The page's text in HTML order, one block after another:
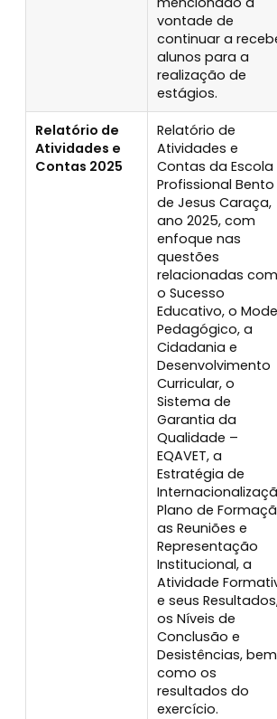
vontade de
continuar a
alunos para a
realização de
estágios.
Relatório de
Atividades e
Contas 2025
Relatório de
Atividades e
Contas da Escola
Profissional Bento
de Jesus Caraça,
ano 2025, com
enfoque nas
questões
relacionadas com
o Sucesso
Educativo, o
Pedagógico, a
Cidadania e
Desenvolvimento
Curricular, o
Sistema de
Garantia da
Qualidade –
EQAVET, a
Estratégia de
Plano de
as Reuniões e
Representação
Institucional, a
Atividade
e seus
os Níveis de
Conclusão e
Desistências, bem
como os
resultados do
exercício.